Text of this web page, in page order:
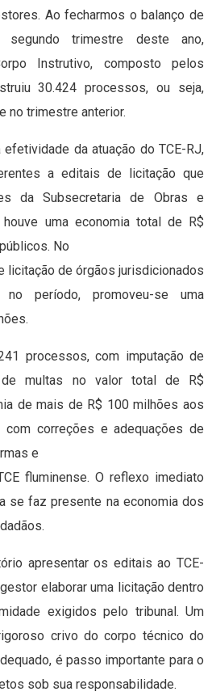
Ao fecharmos o balanço de
segundo trimestre deste ano,
Instrutivo, composto pelos
30.424 processos, ou seja,
no trimestre anterior.
da atuação do TCE-RJ,
a editais de licitação que
da Subsecretaria de Obras e
uma economia total de R$
No
licitação de órgãos jurisdicionados
período, promoveu-se uma
processos, com imputação de
multas no valor total de R$
de mais de R$ 100 milhões aos
correções e adequações de
e
fluminense. O reflexo imediato
se faz presente na economia dos
apresentar os editais ao TCE-
elaborar uma licitação dentro
exigidos pelo tribunal. Um
crivo do corpo técnico do
é passo importante para o
sob sua responsabilidade.